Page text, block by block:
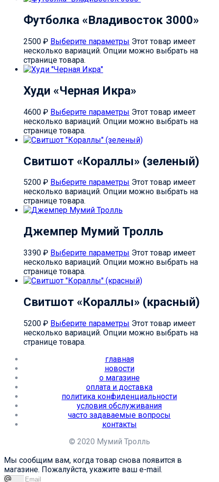
Футболка «Владивосток 3000»
2500 ₽ Выберите параметры Этот товар имеет
несколько вариаций. Опции можно выбрать на
странице товара.
Худи «Черная Икра»
4600 ₽ Выберите параметры Этот товар имеет
несколько вариаций. Опции можно выбрать на
странице товара.
Свитшот «Кораллы» (зеленый)
5200 ₽ Выберите параметры Этот товар имеет
несколько вариаций. Опции можно выбрать на
странице товара.
Джемпер Мумий Тролль
3390 ₽ Выберите параметры Этот товар имеет
несколько вариаций. Опции можно выбрать на
странице товара.
Свитшот «Кораллы» (красный)
5200 ₽ Выберите параметры Этот товар имеет
несколько вариаций. Опции можно выбрать на
странице товара.
главная
новости
о магазине
оплата и доставка
политика конфиденциальности
условия обслуживания
часто задаваемые вопросы
контакты
© 2020 Мумий Тролль
Мы сообщим вам, когда товар снова появится в
магазине. Пожалуйста, укажите ваш e-mail.